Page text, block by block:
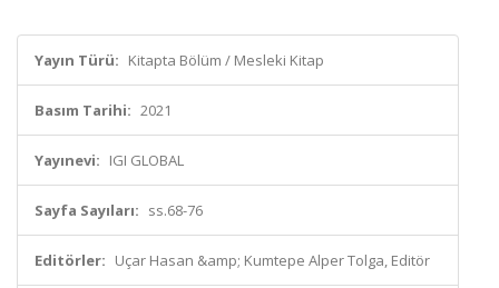
Yayın Türü: Kitapta Bölüm / Mesleki Kitap
Basım Tarihi: 2021
Yayınevi: IGI GLOBAL
Sayfa Sayıları: ss.68-76
Editörler: Uçar Hasan &amp; Kumtepe Alper Tolga, Editör